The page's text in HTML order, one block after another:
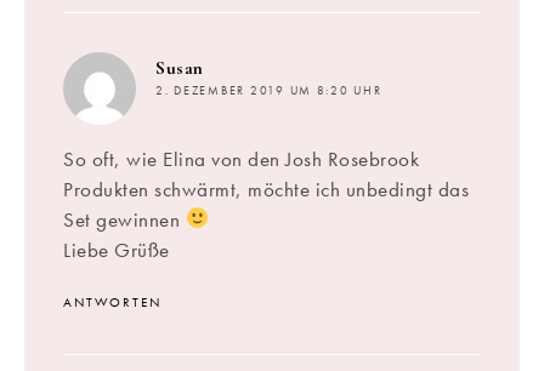
Susan
2. DEZEMBER 2019 UM 8:20 UHR
So oft, wie Elina von den Josh Rosebrook
Produkten schwärmt, möchte ich unbedingt das
Set gewinnen
Liebe Grüße
ANTWORTEN